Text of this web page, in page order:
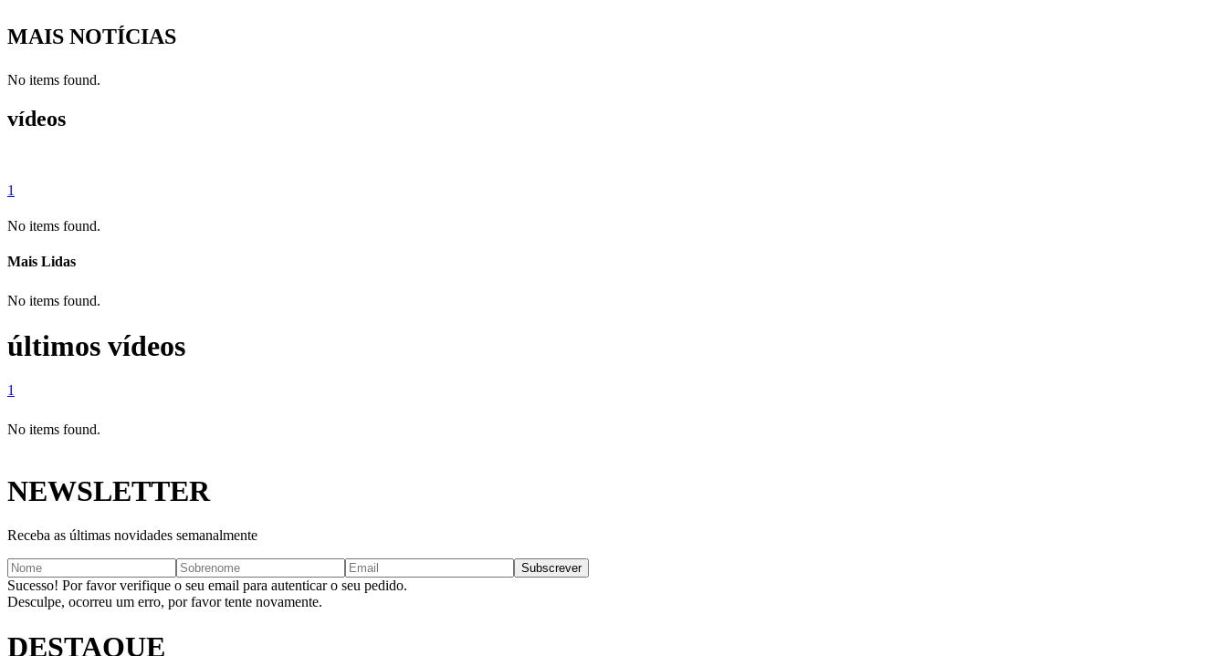
MAIS NOTÍCIAS
No items found.
vídeos
1
No items found.
Mais Lidas
No items found.
últimos vídeos
1
No items found.
NEWSLETTER
Receba as últimas novidades semanalmente
Sucesso! Por favor verifique o seu email para autenticar o seu pedido.
Desculpe, ocorreu um erro, por favor tente novamente.
DESTAQUE